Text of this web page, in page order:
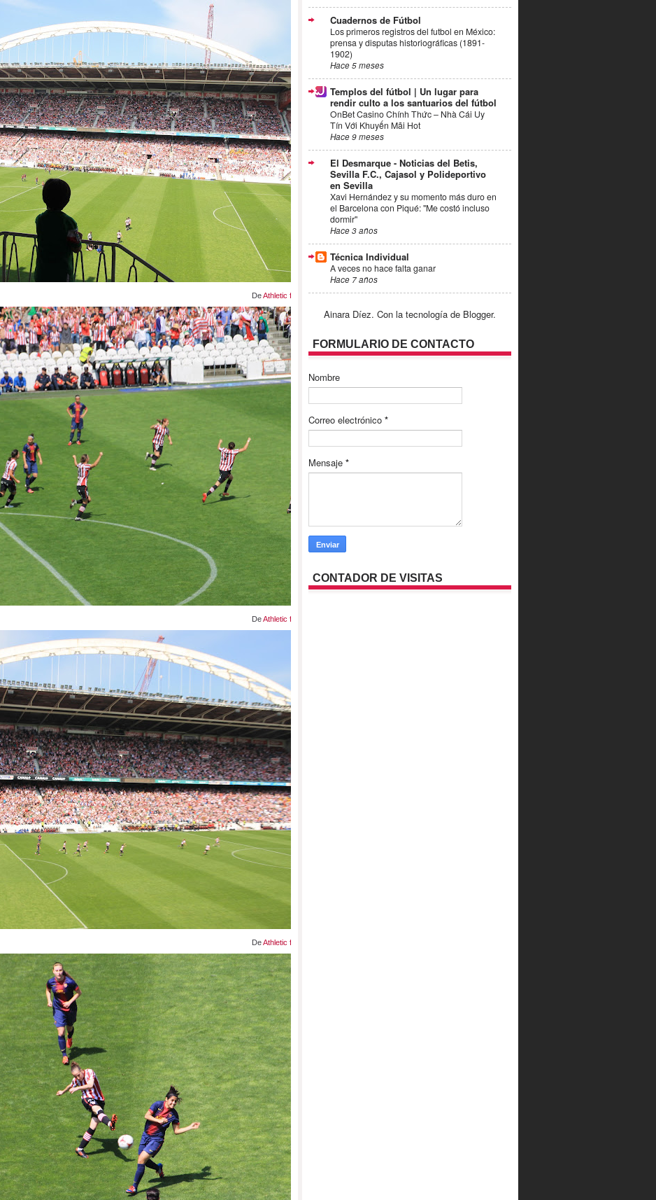
DeAthletic femenino
DeAthletic femenino
DeAthletic femenino
Cuadernos de Fútbol
Los primeros registros del futbol en México:
prensa y disputas historiográficas (1891-
1902)
Hace 5 meses
Templos del fútbol | Un lugar para
rendir culto a los santuarios del fútbol
OnBet Casino Chính Thức – Nhà Cái Uy
Tín Với Khuyến Mãi Hot
Hace 9 meses
El Desmarque - Noticias del Betis,
Sevilla F.C., Cajasol y Polideportivo
en Sevilla
Xavi Hernández y su momento más duro en
el Barcelona con Piqué: "Me costó incluso
dormir"
Hace 3 años
Técnica Individual
A veces no hace falta ganar
Hace 7 años
Ainara Díez. Con la tecnología de Blogger.
FORMULARIO DE CONTACTO
Nombre
Correo electrónico *
Mensaje *
CONTADOR DE VISITAS